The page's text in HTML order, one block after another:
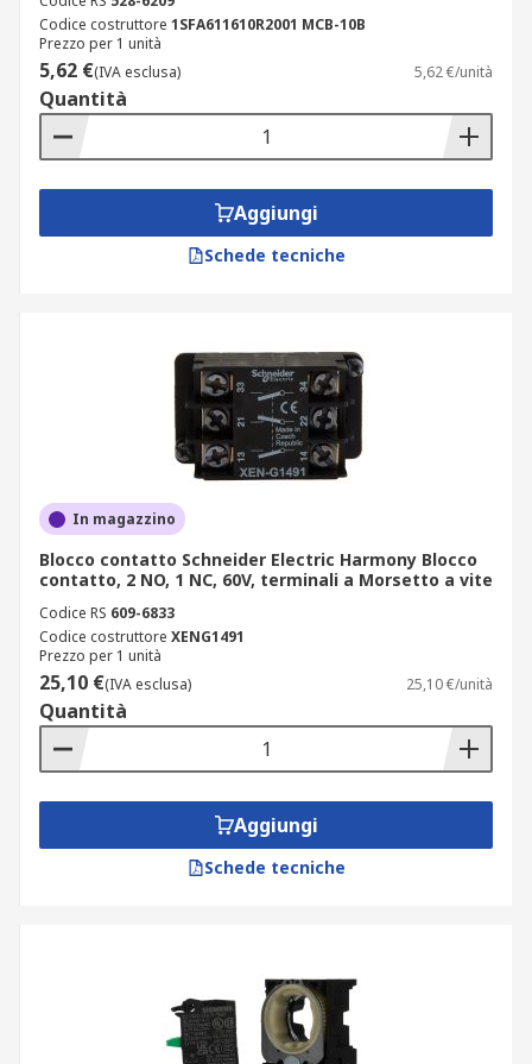
Codice costruttore 1SFA611610R2001 MCB-10B
Prezzo per 1 unità
5,62 €(IVA esclusa) 5,62 €/unità
Quantità
Aggiungi
Schede tecniche
In magazzino
Blocco contatto Schneider Electric Harmony Blocco
contatto, 2 NO, 1 NC, 60V, terminali a Morsetto a vite
Codice RS 609-6833
Codice costruttore XENG1491
Prezzo per 1 unità
25,10 €(IVA esclusa) 25,10 €/unità
Quantità
Aggiungi
Schede tecniche